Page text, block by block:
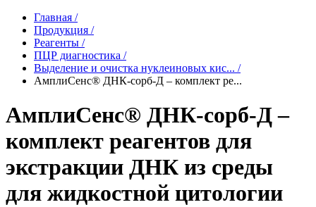
Главная /
Продукция /
Реагенты /
ПЦР диагностика /
Выделение и очистка нуклеиновых кис... /
АмплиСенс® ДНК-сорб-Д – комплект ре...
АмплиСенс® ДНК-сорб-Д –
комплект реагентов для
экстракции ДНК из среды
для жидкостной цитологии